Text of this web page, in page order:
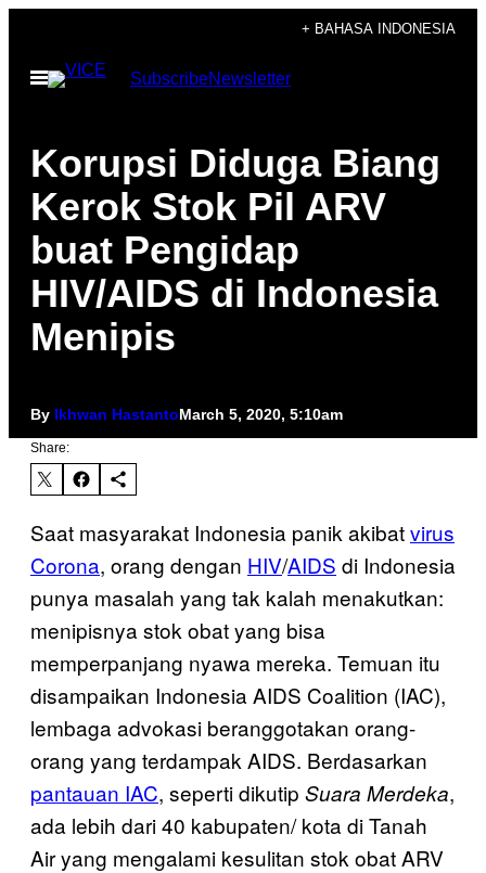
content
+ BAHASA INDONESIA
Open
Menu
SubscribeNewsletter
Korupsi Diduga Biang
Kerok Stok Pil ARV
buat Pengidap
HIV/AIDS di Indonesia
Menipis
By Ikhwan HastantoMarch 5, 2020, 5:10am
Share:
Saat masyarakat Indonesia panik akibatvirus
Corona, orang dengan HIV/AIDS di Indonesia
punya masalah yang tak kalah menakutkan:
menipisnya stok obat yang bisa
memperpanjang nyawa mereka. Temuan itu
disampaikan Indonesia AIDS Coalition (IAC),
lembaga advokasi beranggotakan orang-
orang yang terdampak AIDS. Berdasarkan
pantauan IAC, seperti dikutip Suara Merdeka,
ada lebih dari 40 kabupaten/ kota di Tanah
Air yang mengalami kesulitan stok obat ARV